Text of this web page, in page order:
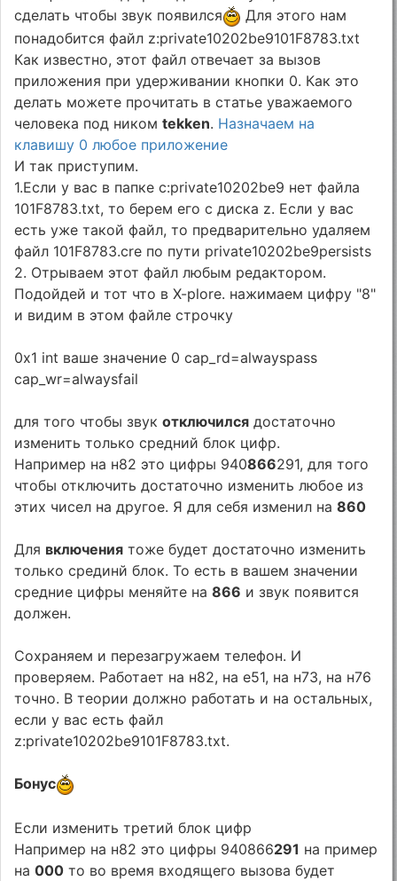
сделать чтобы звук появился
Для этого нам
понадобится файл z:private10202be9101F8783.txt
Как известно, этот файл отвечает за вызов
приложения при удерживании кнопки 0. Как это
делать можете прочитать в статье уважаемого
человека под никомtekken. Назначаем на
клавишу 0 любое приложение
И так приступим.
1.Если у вас в папке с:private10202be9 нет файла
101F8783.txt, то берем его с диска z. Если у вас
есть уже такой файл, то предварительно удаляем
файл 101F8783.cre по пути private10202be9persists
2. Отрываем этот файл любым редактором.
Подойдей и тот что в X-plore. нажимаем цифру "8"
и видим в этом файле строчку
0x1 int ваше значение 0 cap_rd=alwayspass
cap_wr=alwaysfail
для того чтобы звукотключился достаточно
изменить только средний блок цифр.
Например на н82 это цифры 940866291, для того
чтобы отключить достаточно изменить любое из
этих чисел на другое. Я для себя изменил на860
Для включения тоже будет достаточно изменить
только срединй блок. То есть в вашем значении
средние цифры меняйте на866 и звук появится
должен.
Сохраняем и перезагружаем телефон. И
проверяем. Работает на н82, на е51, на н73, на н76
точно. В теории должно работать и на остальных,
если у вас есть файл
z:private10202be9101F8783.txt.
Бонус
Если изменить третий блок цифр
Например на н82 это цифры 940866291 на пример
на000 то во время входящего вызова будет